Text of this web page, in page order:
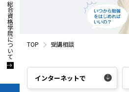
総合資格学院について TOP 受講相談
インターネットで